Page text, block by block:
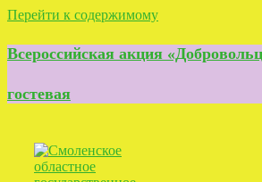
Перейти к содержимому
Всероссийская акция
гостевая